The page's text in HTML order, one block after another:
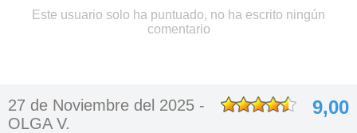
Este usuario solo ha puntuado, no ha escrito ningún
comentario
27 de Noviembre del 2025 -
OLGA V.
9,00